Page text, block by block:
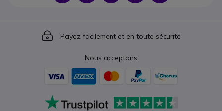
Icon
Payez facilement et en toute sécurité
Nous acceptons